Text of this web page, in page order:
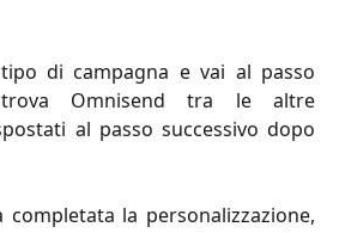
di campagna e vai al passo
trova Omnisend tra le altre
al passo successivo dopo
completata la personalizzazione,